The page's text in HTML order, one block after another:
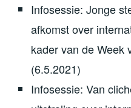
Infosessie: Jonge
afkomst over
kader van de Week
(6.5.2021)
Infosessie: Van